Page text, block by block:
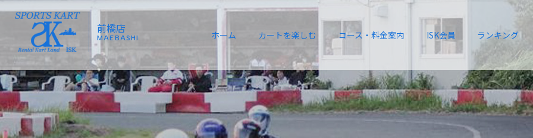
前橋店
MAEBASHI ホーム カートを楽しむ コース・料金案内 ISK会員 ランキング